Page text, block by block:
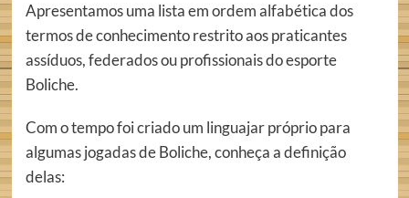
Apresentamos uma lista em ordem alfabética dos
termos de conhecimento restrito aos praticantes
assíduos, federados ou profissionais do esporte
Boliche.
Com o tempo foi criado um linguajar próprio para
algumas jogadas de Boliche, conheça a definição
delas: